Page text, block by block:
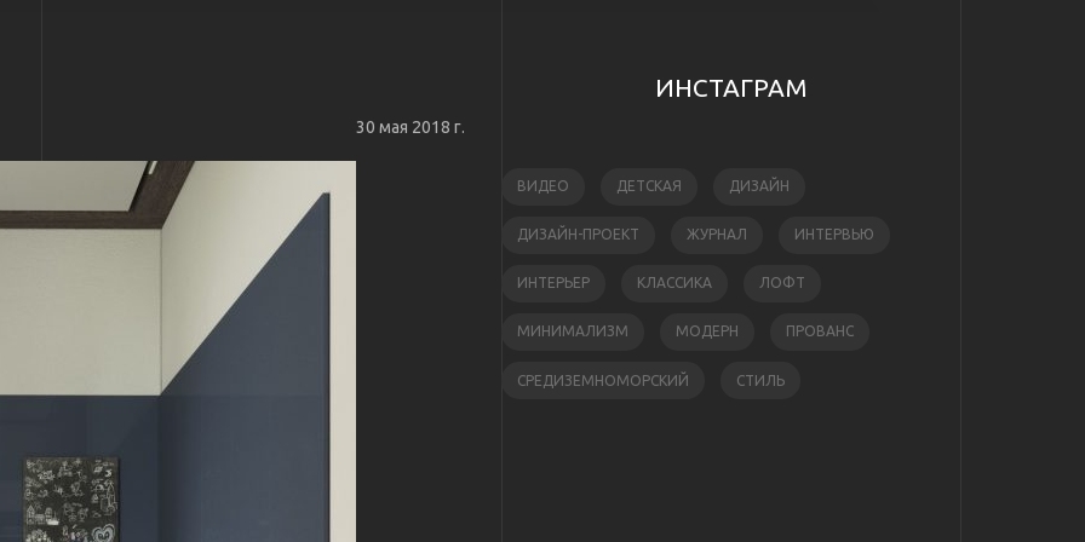
30 мая 2018 г.
ИНСТАГРАМ
ВИДЕО ДЕТСКАЯ ДИЗАЙН
ДИЗАЙН-ПРОЕКТ ЖУРНАЛ ИНТЕРВЬЮ
ИНТЕРЬЕР КЛАССИКА ЛОФТ
МИНИМАЛИЗМ МОДЕРН ПРОВАНС
СРЕДИЗЕМНОМОРСКИЙ СТИЛЬ